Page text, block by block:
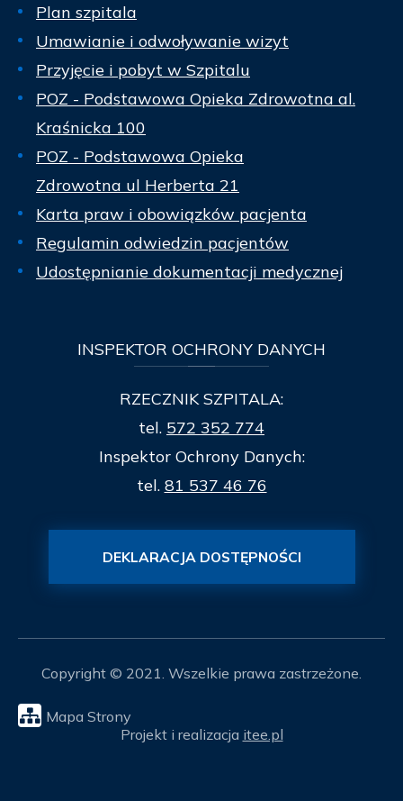
Plan szpitala
Umawianie i odwoływanie wizyt
Przyjęcie i pobyt w Szpitalu
POZ - Podstawowa Opieka Zdrowotna al.
Kraśnicka 100
POZ - Podstawowa Opieka
Zdrowotna ul Herberta 21
Karta praw i obowiązków pacjenta
Regulamin odwiedzin pacjentów
Udostępnianie dokumentacji medycznej
INSPEKTOR OCHRONY DANYCH
RZECZNIK SZPITALA:
tel. 572 352 774
Inspektor Ochrony Danych:
tel. 81 537 46 76
DEKLARACJA DOSTĘPNOŚCI
Copyright © 2021. Wszelkie prawa zastrzeżone.
Mapa Strony
Projekt i realizacja itee.pl